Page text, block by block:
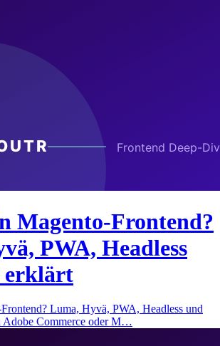
Magento-Frontend?
PWA, Headless
erklärt
Luma, Hyvä, PWA, Headless und
Adobe Commerce oder M…